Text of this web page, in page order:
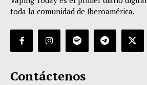
toda la comunidad de Iberoamérica.
Contáctenos